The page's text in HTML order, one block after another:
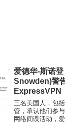
爱德华-斯诺
Snowden)警
ExpressVPN
三名美国人，包
管，承认他们参
网络间谍活动，